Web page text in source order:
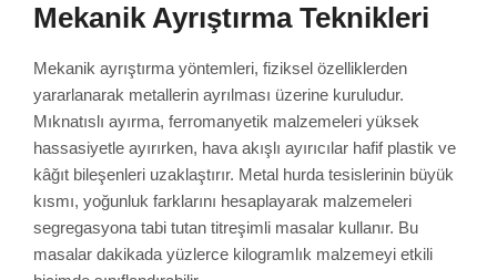
Mekanik Ayrıştırma Teknikleri
Mekanik ayrıştırma yöntemleri, fiziksel özelliklerden
yararlanarak metallerin ayrılması üzerine kuruludur.
Mıknatıslı ayırma, ferromanyetik malzemeleri yüksek
hassasiyetle ayırırken, hava akışlı ayırıcılar hafif plastik ve
kâğıt bileşenleri uzaklaştırır. Metal hurda tesislerinin büyük
kısmı, yoğunluk farklarını hesaplayarak malzemeleri
segregasyona tabi tutan titreşimli masalar kullanır. Bu
masalar dakikada yüzlerce kilogramlık malzemeyi etkili